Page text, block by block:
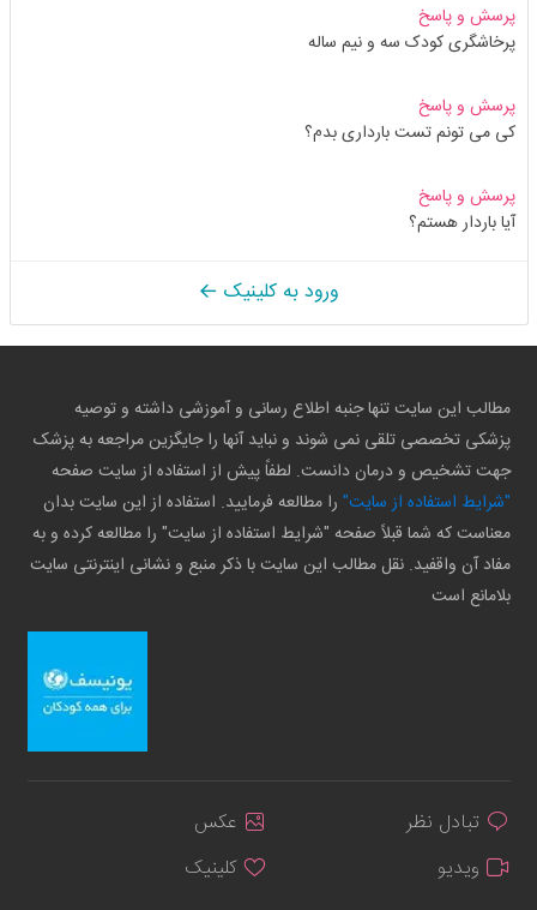
پرسش و پاسخ
پرخاشگری کودک سه و نیم ساله
پرسش و پاسخ
کی می تونم تست بارداری بدم؟
پرسش و پاسخ
آیا باردار هستم؟
ورود به کلینیک
مطالب این سایت تنها جنبه اطلاع رسانی و آموزشی داشته و توصیه
پزشکی تخصصی تلقی نمی شوند و نباید آنها را جایگزین مراجعه به پزشک
جهت تشخیص و درمان دانست. لطفاً پیش از استفاده از سایت صفحه
"شرایط استفاده از سایت" را مطالعه فرمایید. استفاده از این سایت بدان
معناست که شما قبلاً صفحه "شرایط استفاده از سایت" را مطالعه کرده و به
مفاد آن واقفید. نقل مطالب این سایت با ذکر منبع و نشانی اینترنتی سایت
بلامانع است
تبادل نظر
عکس
ویدیو
کلینیک